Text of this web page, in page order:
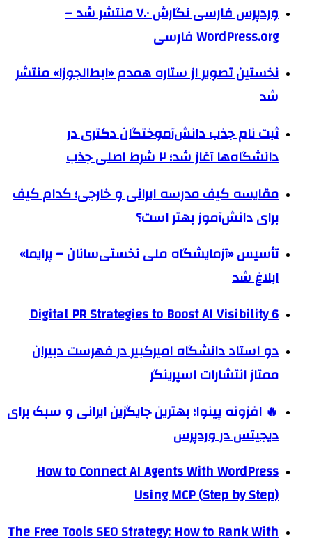
وردپرس فارسی نگارش ۷.۰ منتشر شد –
WordPress.org فارسی
نخستین تصویر از ستاره همدم «ابط‌الجوزا» منتشر
شد
ثبت نام جذب دانش‌آموختگان دکتری در
دانشگاه‌ها آغاز شد؛ ۲ شرط اصلی جذب
مقایسه کیف مدرسه ایرانی و خارجی؛ کدام کیف
برای دانش‌آموز بهتر است؟
تأسیس «آزمایشگاه ملی نخستی‌سانان – پرایما»
ابلاغ شد
6 Digital PR Strategies to Boost AI Visibility
دو استاد دانشگاه امیرکبیر در فهرست دبیران
ممتاز انتشارات اسپرینگر
🔥 افزونه پینوا؛ بهترین جایگزین ایرانی و سبک برای
دیجیتس در وردپرس
How to Connect AI Agents With WordPress
Using MCP (Step by Step)
The Free Tools SEO Strategy: How to Rank With